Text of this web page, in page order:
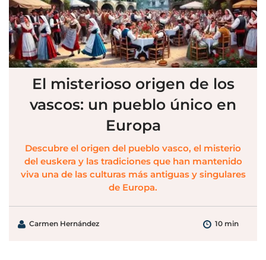
El misterioso origen de los
vascos: un pueblo único en
Europa
Descubre el origen del pueblo vasco, el misterio
del euskera y las tradiciones que han mantenido
viva una de las culturas más antiguas y singulares
de Europa.
Carmen Hernández 10 min